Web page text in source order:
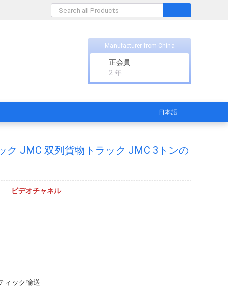
Manufacturer from China
正会員
2 年
日本語
ク JMC 双列貨物トラック JMC 3トンの
ビデオチャネル
ィック輸送